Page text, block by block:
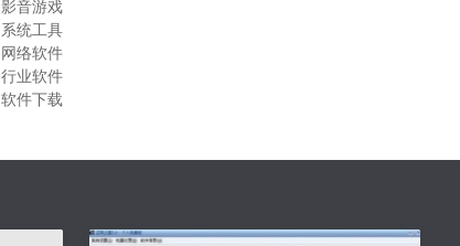
影音游戏
系统工具
网络软件
行业软件
软件下载